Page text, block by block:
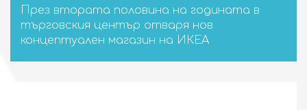
През втората половина на годината в
търговския център отваря нов
концептуален магазин на ИКЕА